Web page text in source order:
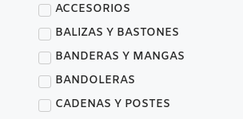
ACCESORIOS
BALIZAS Y BASTONES
BANDERAS Y MANGAS
BANDOLERAS
CADENAS Y POSTES